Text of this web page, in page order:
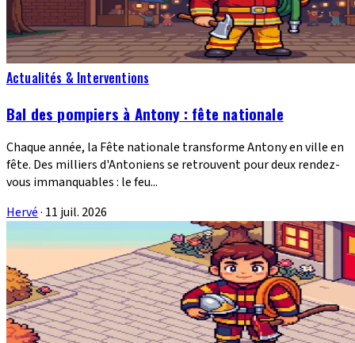
Actualités & Interventions
Bal des pompiers à Antony : fête nationale
Chaque année, la Fête nationale transforme Antony en ville en
fête. Des milliers d'Antoniens se retrouvent pour deux rendez-
vous immanquables : le feu...
Hervé· 11 juil. 2026